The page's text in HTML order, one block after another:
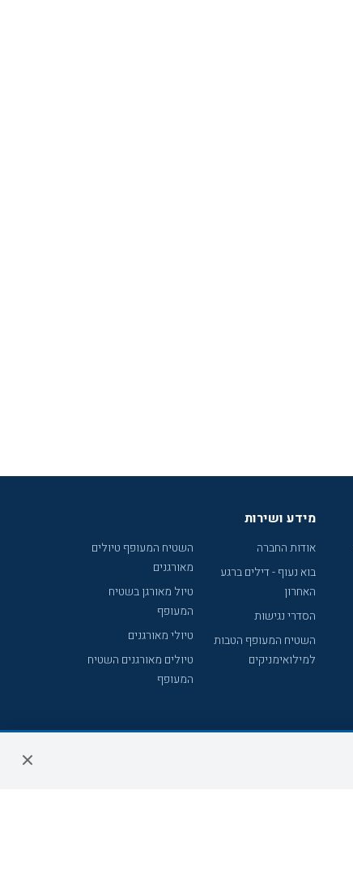
מידע ושירות
אודות החברה
בוא נעוף - דילים ברגע
האחרון
הסדרי נגישות
השטיח המעופף הטבות
למילואימניקים
השטיח המעופף טיולים
מאורגנים
טיול מאורגן בשטיח
המעופף
טיולי מאורגנים
טיולים מאורגנים השטיח
המעופף